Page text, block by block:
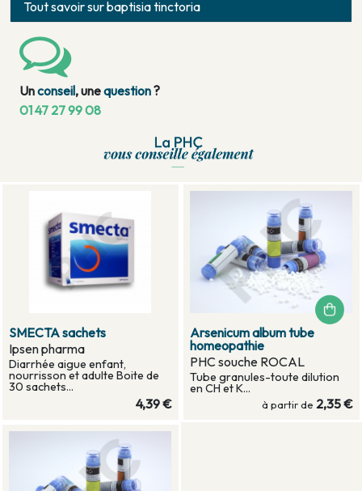
Tout savoir sur baptisia tinctoria
Unconseil, unequestion?
01 47 27 99 08
SMECTA sachets
Ipsen pharma
Diarrhée aigue enfant,
nourrisson et adulte Boite de
30 sachets...
4,39 €
Arsenicum album tube
homeopathie
PHC souche ROCAL
Tube granules-toute dilution
en CH et K...
à partir de 2,35 €